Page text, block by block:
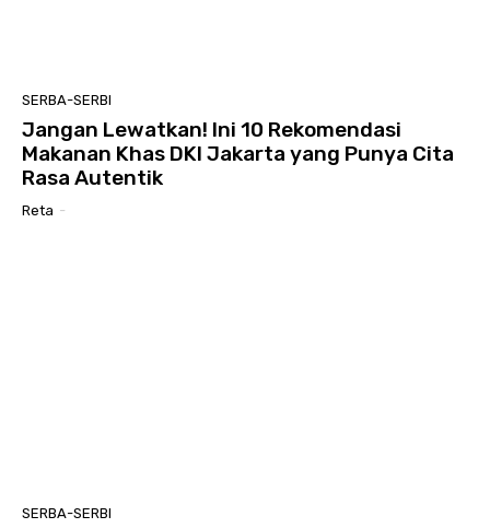
SERBA-SERBI
Jangan Lewatkan! Ini 10 Rekomendasi
Makanan Khas DKI Jakarta yang Punya Cita
Rasa Autentik
Reta -
SERBA-SERBI